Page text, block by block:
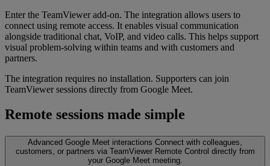
Enter the TeamViewer add-on. The integration allows users to
connect using remote access. It enables visual communication
alongside traditional chat, VoIP, and video calls. This helps support
visual problem-solving within teams and with customers and
partners.
The integration requires no installation. Supporters can join
TeamViewer sessions directly from Google Meet.
Remote sessions made simple
Advanced Google Meet interactions Connect with colleagues,
customers, or partners via TeamViewer Remote Control directly from
your Google Meet meeting.